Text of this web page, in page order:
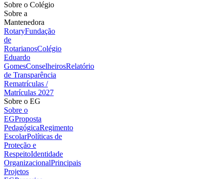
Sobre o Colégio
Sobre a
Mantenedora
RotaryFundação
de
RotarianosColégio
Eduardo
GomesConselheirosRelatório
de Transparência
Rematrículas /
Matrículas 2027
Sobre o EG
Sobre o
EGProposta
PedagógicaRegimento
EscolarPolíticas de
Proteção e
RespeitoIdentidade
OrganizacionalPrincipais
Projetos